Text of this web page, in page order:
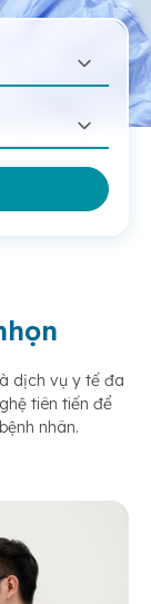
dịch vụ y tế đa
tiên tiến để
nhân.